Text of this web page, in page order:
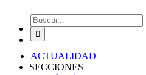
Buscar:
ACTUALIDAD
SECCIONES